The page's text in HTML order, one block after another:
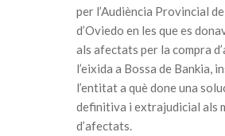
per l’Audiència Provincial
d’Oviedo en les que es
als afectats per la compra
l’eixida a Bossa de Bankia,
l’entitat a què done una
definitiva i extrajudicial als
d’afectats.